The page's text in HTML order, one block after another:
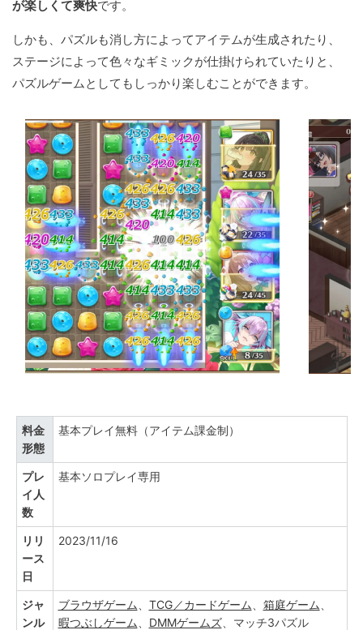
が楽しくて爽快です。
しかも、パズルも消し方によってアイテムが生成されたり、
ステージによって色々なギミックが仕掛けられていたりと、
パズルゲームとしてもしっかり楽しむことができます。
料金
形態
基本プレイ無料（アイテム課金制）
プレ
イ人
数
基本ソロプレイ専用
リリ
ース
日
2023/11/16
ジャ
ンル
ブラウザゲーム TCG／カードゲーム 箱庭ゲーム
暇つぶしゲーム
DMMゲームズ、マッチ3パズル